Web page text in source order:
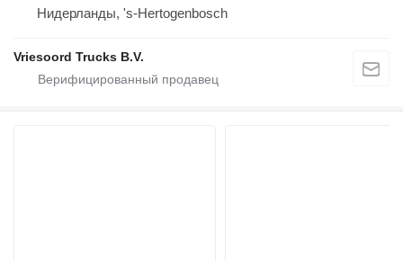
Нидерланды, 's-Hertogenbosch
Vriesoord Trucks B.V.